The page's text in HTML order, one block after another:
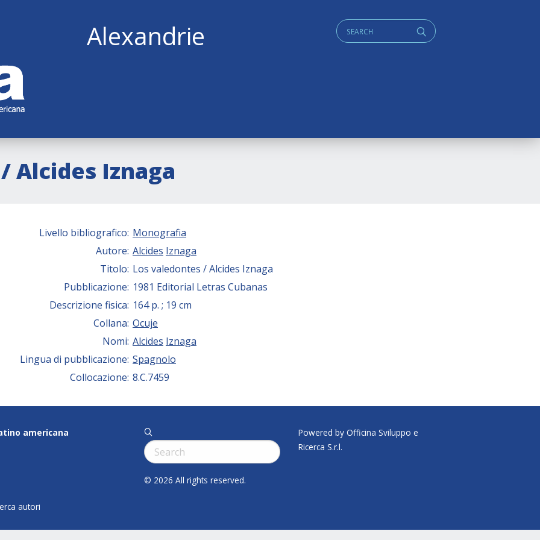
Alexandrie q
Cerca:
Alcides Iznaga
Livello bibliografico: Monografia
Autore: Alcides Iznaga
Titolo: Los valedontes / Alcides Iznaga
Pubblicazione: 1981 Editorial Letras Cubanas
Descrizione fisica: 164 p. ; 19 cm
Collana: Ocuje
Nomi: Alcides Iznaga
Lingua di pubblicazione: Spagnolo
Collocazione: 8.C.7459
americana
autori
q
Cerca:
© 2026 All rights reserved.
Powered by Officina Sviluppo e
Ricerca S.r.l.